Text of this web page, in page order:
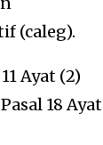
(caleg).
Ayat (2)
18 Ayat